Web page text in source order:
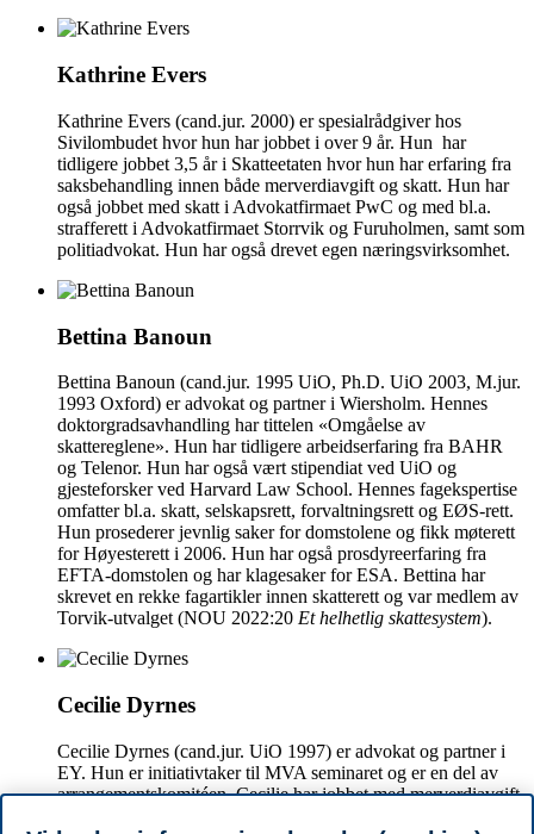
Kathrine Evers
Kathrine Evers (cand.jur. 2000) er spesialrådgiver hos
Sivilombudet hvor hun har jobbet i over 9 år. Hun har
tidligere jobbet 3,5 år i Skatteetaten hvor hun har erfaring fra
saksbehandling innen både merverdiavgift og skatt. Hun har
også jobbet med skatt i Advokatfirmaet PwC og med bl.a.
strafferett i Advokatfirmaet Storrvik og Furuholmen, samt som
politiadvokat. Hun har også drevet egen næringsvirksomhet.
Bettina Banoun
Bettina Banoun (cand.jur. 1995 UiO, Ph.D. UiO 2003, M.jur.
1993 Oxford) er advokat og partner i Wiersholm. Hennes
doktorgradsavhandling har tittelen «Omgåelse av
skattereglene». Hun har tidligere arbeidserfaring fra BAHR
og Telenor. Hun har også vært stipendiat ved UiO og
gjesteforsker ved Harvard Law School. Hennes fagekspertise
omfatter bl.a. skatt, selskapsrett, forvaltningsrett og EØS-rett.
Hun prosederer jevnlig saker for domstolene og fikk møterett
for Høyesterett i 2006. Hun har også prosdyreerfaring fra
EFTA-domstolen og har klagesaker for ESA. Bettina har
skrevet en rekke fagartikler innen skatterett og var medlem av
Torvik-utvalget (NOU 2022:20 Et helhetlig skattesystem).
Cecilie Dyrnes
Cecilie Dyrnes (cand.jur. UiO 1997) er advokat og partner i
EY. Hun er initiativtaker til MVA seminaret og er en del av
arrangementskomitéen. Cecilie har jobbet med merverdiavgift